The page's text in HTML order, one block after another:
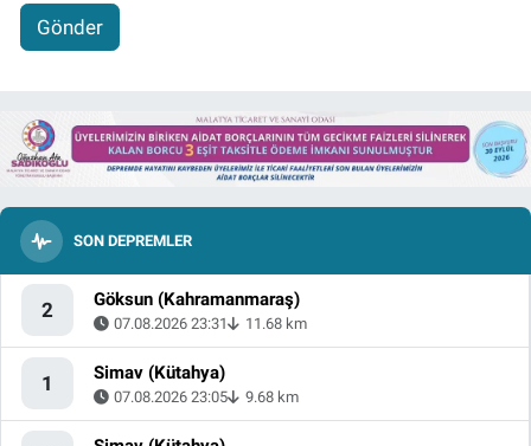
Gönder
SON DEPREMLER
2 Göksun (Kahramanmaraş)
07.08.2026 23:31 11.68 km
1 Simav (Kütahya)
07.08.2026 23:05 9.68 km